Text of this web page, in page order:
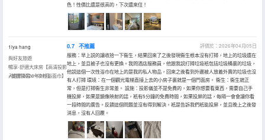
色！性價比還是很高的，下次還來住！
1lya hang
與好友旅遊
暢享-舒適大床房【高清投影
+雙層隔音+一次性浴面巾】
入住於2026年04月
0.7 不推薦
評價於：2026年04月05日
服務：早上説的讓收拾一下衞生，結果回來了之後發現衞生根本沒有打掃，地上的垃圾還在
地上，並且被子也沒有更換。我問酒店服務員，他跟我説打掃垃圾衹包括垃圾桶裏的垃圾，
他説這個一次性浴巾在地上的是我的私人物品，回來之後看到外邊被人放着外賣的垃圾也沒
有人打掃 環境：在一個觀光電梯直接上去的小房子裏就是一個門面房。 衞生：衞生就正
常，但是打掃衞生非常差。 設施：投影儀並不是免費的，如果你想要看東西，需要自己手
機投屏，如果是鏡像映射的話，衹有5分鐘的免費時間，如果投屏的話，每隔一會會讓你看
一段時間的廣告。反饋這個問題並沒有得到解決。衹是告訴我們衹能投屏，並且晚上之後發
消息，沒有人回覆。